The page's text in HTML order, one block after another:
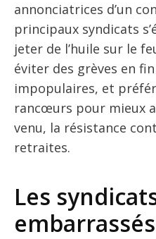
annonciatrices d’un
principaux syndicats
jeter de l’huile sur le
éviter des grèves en
impopulaires, et
rancœurs pour mieux
venu, la résistance
retraites.
Les
embarrassés